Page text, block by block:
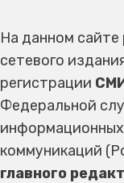
На данном
сетевого
регистрации
Федеральной
коммуникаций
главного